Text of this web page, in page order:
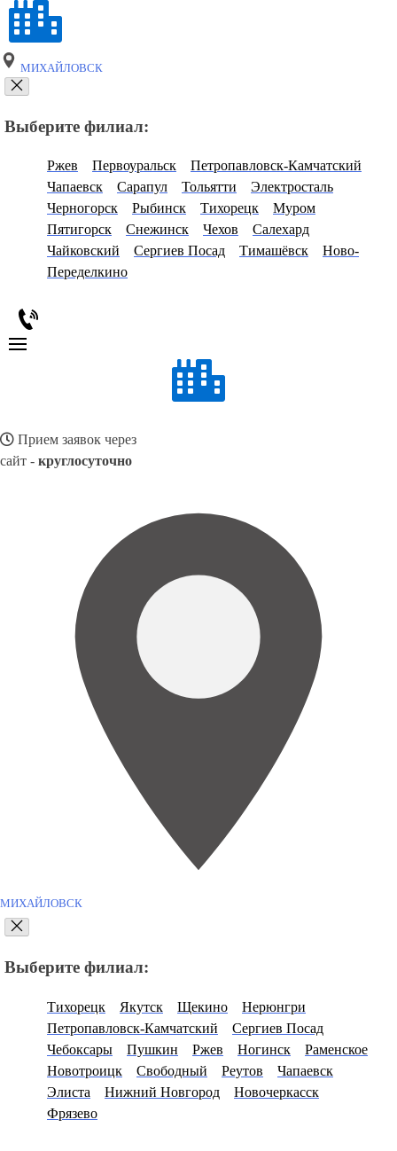
МИХАЙЛОВСК
Выберите филиал:
Ржев Первоуральск
Петропавловск-Камчатский
Чапаевск
Сарапул Тольятти
Электросталь
Черногорск
Рыбинск Тихорецк
Муром
Пятигорск
Снежинск Чехов
Салехард
Чайковский
Сергиев Посад Тимашёвск
Ново-
Переделкино
Прием заявок через
сайт - круглосуточно
МИХАЙЛОВСК
Выберите филиал:
Тихорецк Якутск Щекино
Нерюнгри
Петропавловск-Камчатский
Сергиев Посад
Чебоксары
Пушкин Ржев Ногинск
Раменское
Новотроицк
Свободный Реутов
Чапаевск
Элиста
Нижний Новгород
Новочеркасск
Фрязево